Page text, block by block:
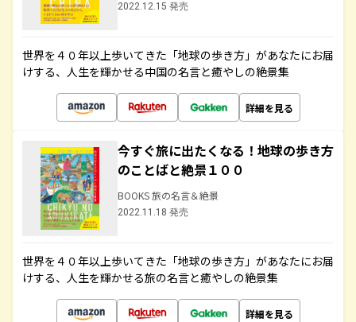
2022.12.15 発売
世界を４０年以上歩いてきた「地球の歩き方」があなたにお届
けする、人生を輝かせる中国の名言と癒やしの絶景集
詳細を見る
今すぐ旅に出たくなる！地球の歩き方
のことばと絶景１００
BOOKS 旅の名言＆絶景
2022.11.18 発売
世界を４０年以上歩いてきた「地球の歩き方」があなたにお届
けする、人生を輝かせる旅の名言と癒やしの絶景集
詳細を見る